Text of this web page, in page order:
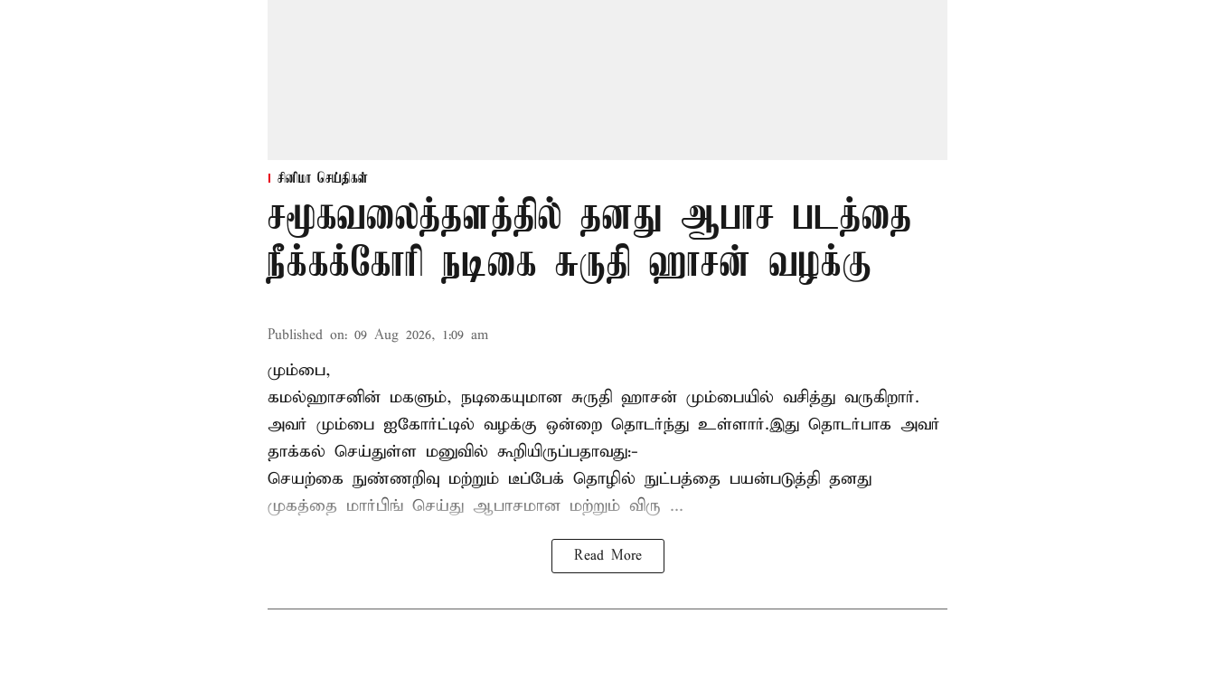
சினிமா செய்திகள்
சமூகவலைத்தளத்தில் தனது ஆபாச படத்தை
நீக்கக்கோரி நடிகை சுருதி ஹாசன் வழக்கு
Published on: 09 Aug 2026, 1:09 am
மும்பை,
கமல்ஹாசனின் மகளும், நடிகையுமான சுருதி ஹாசன் மும்பையில் வசித்து வருகிறார்.
அவர் மும்பை ஐகோர்ட்டில் வழக்கு ஒன்றை தொடர்ந்து உள்ளார்.இது தொடர்பாக அவர்
தாக்கல் செய்துள்ள மனுவில் கூறியிருப்பதாவது:-
செயற்கை நுண்ணறிவு மற்றும் டீப்பேக் தொழில் நுட்பத்தை பயன்படுத்தி தனது
முகத்தை மார்பிங் செய்து ஆபாசமான மற்றும் விரு ...
Read More